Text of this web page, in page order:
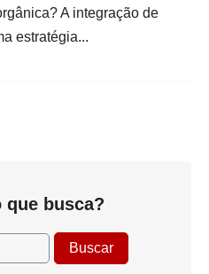
A integração de
estratégia...
que busca?